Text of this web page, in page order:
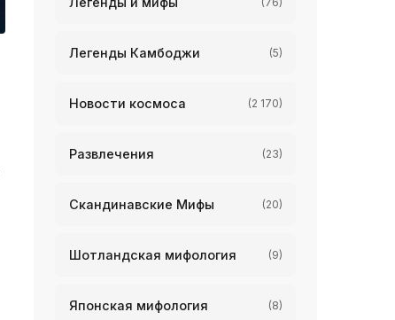
Легенды Камбоджи (5)
Новости космоса (2 170)
Развлечения (23)
Скандинавские Мифы (20)
Шотландская мифология (9)
Японская мифология (8)